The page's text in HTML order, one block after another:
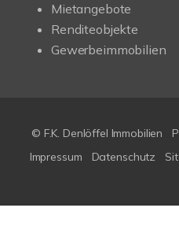
Mietangebote
Renditeobjekte
Gewerbeimmobilien
© F.K. Denlöffel Immobilien
Impressum
Datenschutz